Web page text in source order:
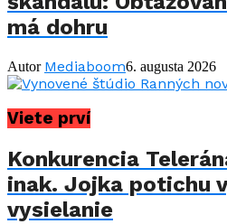
má dohru
Autor Mediaboom6. augusta 2026
Viete prví
Konkurencia
inak. Jojka potichu
vysielanie